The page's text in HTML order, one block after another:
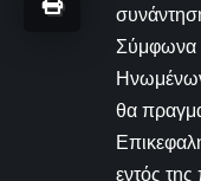
Σύμφωνα
θα
εντός